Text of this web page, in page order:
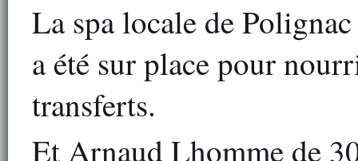
La spa locale de
a été sur place pour
transferts.
Et Arnaud Lhomme de